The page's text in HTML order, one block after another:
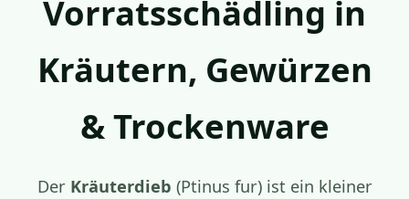
Vorratsschädling in
Kräutern, Gewürzen
& Trockenware
Der Kräuterdieb (Ptinus fur) ist ein kleiner